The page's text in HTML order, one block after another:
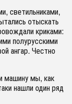
светильниками,
отыскать
криками:
полурусскими
ангар. Честно
машину мы, как
нашли один ряд